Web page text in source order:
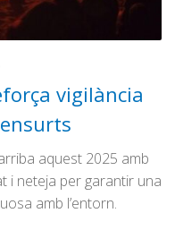
vigilància
aquest 2025 amb
i neteja per garantir una
amb l’entorn.